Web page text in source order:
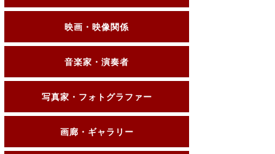
映画・映像関係
音楽家・演奏者
写真家・フォトグラファー
画廊・ギャラリー